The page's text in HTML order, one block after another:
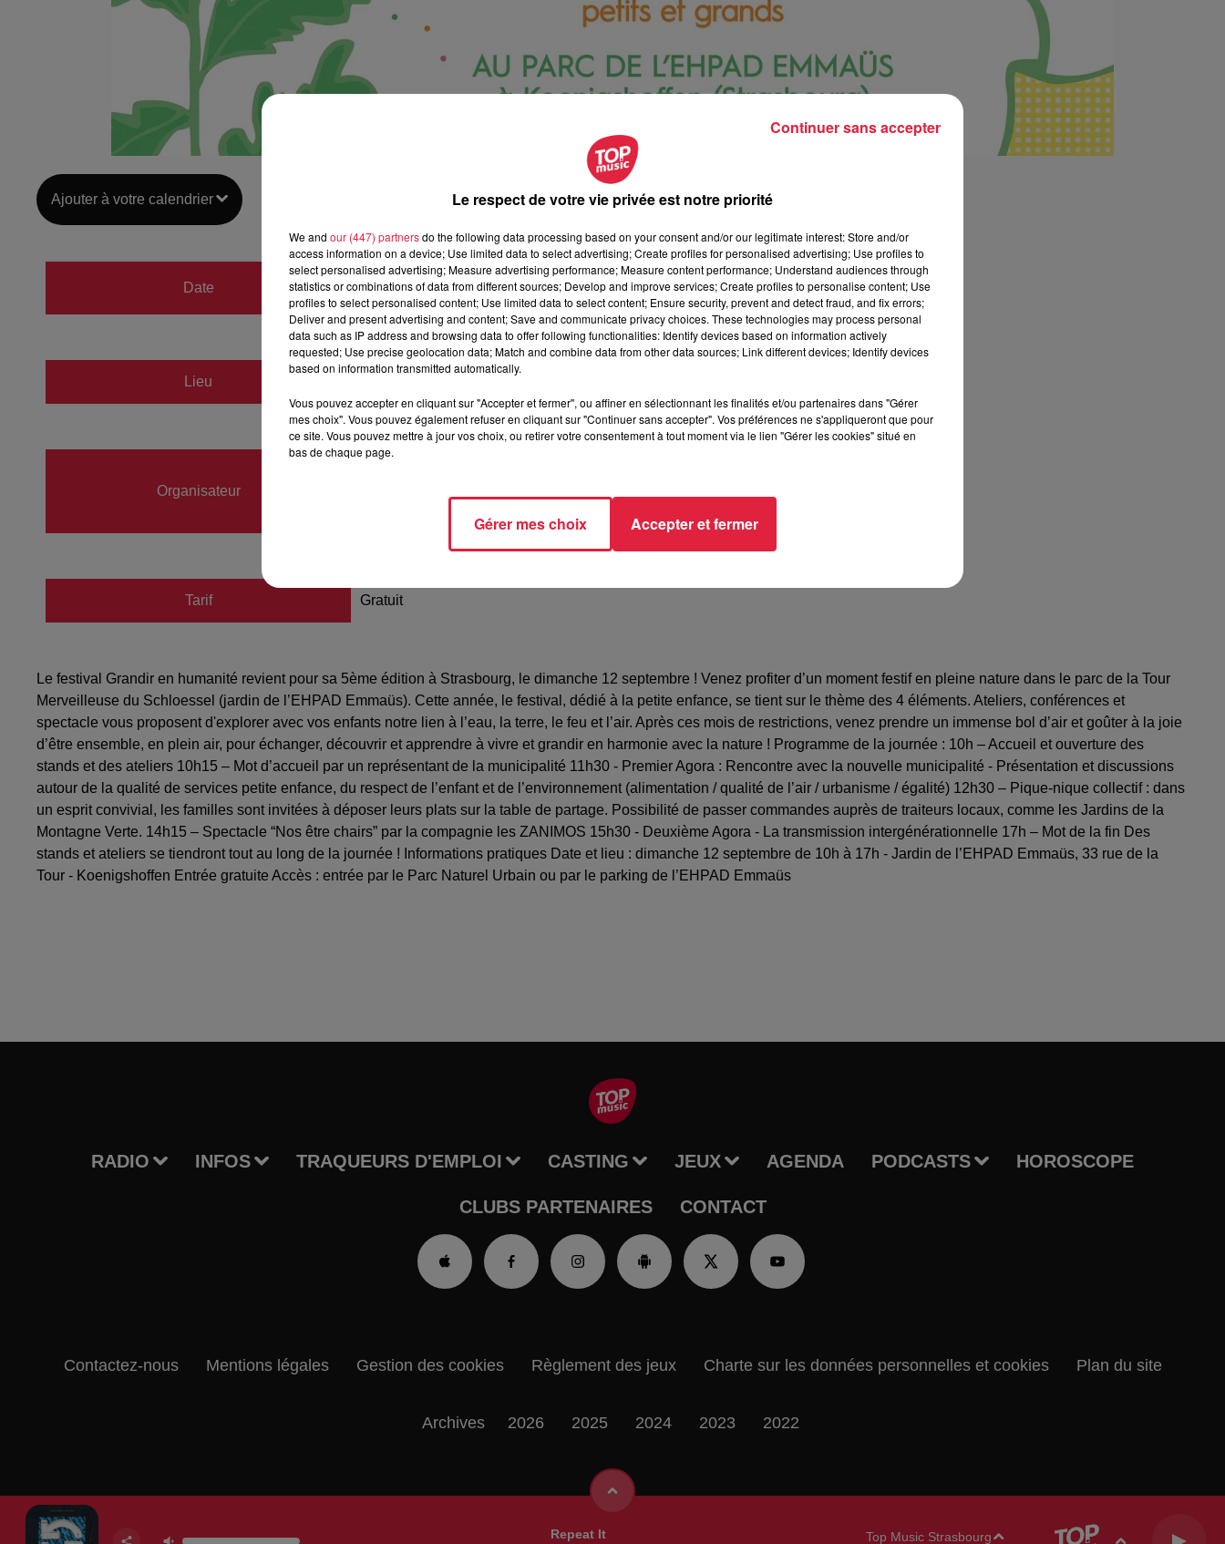
Ajouter à votre calendrier
Date
du12 septembre 2021 à 0h00
au12 septembre 2021 à 0h00
Lieu
Organisateur
Académie de la Petite Enfance
sarah@360degresnorth.com
Tarif Gratuit
Le festival Grandir en humanité revient pour sa 5ème édition à Strasbourg, le dimanche 12 septembre ! Venez profiter d’un moment festif en pleine nature dans le parc de la Tour
Merveilleuse du Schloessel (jardin de l’EHPAD Emmaüs). Cette année, le festival, dédié à la petite enfance, se tient sur le thème des 4 éléments. Ateliers, conférences et
spectacle vous proposent d'explorer avec vos enfants notre lien à l’eau, la terre, le feu et l’air. Après ces mois de restrictions, venez prendre un immense bol d’air et goûter à la joie
d’être ensemble, en plein air, pour échanger, découvrir et apprendre à vivre et grandir en harmonie avec la nature ! Programme de la journée : 10h – Accueil et ouverture des
stands et des ateliers 10h15 – Mot d’accueil par un représentant de la municipalité 11h30 - Premier Agora : Rencontre avec la nouvelle municipalité - Présentation et discussions
autour de la qualité de services petite enfance, du respect de l’enfant et de l’environnement (alimentation / qualité de l’air / urbanisme / égalité) 12h30 – Pique-nique collectif : dans
un esprit convivial, les familles sont invitées à déposer leurs plats sur la table de partage. Possibilité de passer commandes auprès de traiteurs locaux, comme les Jardins de la
Montagne Verte. 14h15 – Spectacle “Nos être chairs” par la compagnie les ZANIMOS 15h30 - Deuxième Agora - La transmission intergénérationnelle 17h – Mot de la fin Des
stands et ateliers se tiendront tout au long de la journée ! Informations pratiques Date et lieu : dimanche 12 septembre de 10h à 17h - Jardin de l’EHPAD Emmaüs, 33 rue de la
Tour - Koenigshoffen Entrée gratuite Accès : entrée par le Parc Naturel Urbain ou par le parking de l’EHPAD Emmaüs
RADIO INFOS TRAQUEURS D'EMPLOI CASTING JEUX AGENDA PODCASTS HOROSCOPE
CLUBS PARTENAIRES CONTACT
Repeat It Top Music Strasbourg
Contactez-nous Mentions légales Gestion des cookies Règlement des jeux Charte sur les données personnelles et cookies Plan du site
Archives 2026 2025 2024 2023 2022
Le respect de votre vie privée est notre priorité
We and our (447) partnersdo the following data processing based on your consent and/or our legitimate interest: Store and/or
access information on a device; Use limited data to select advertising; Create profiles for personalised advertising; Use profiles to
select personalised advertising; Measure advertising performance; Measure content performance; Understand audiences through
statistics or combinations of data from different sources; Develop and improve services; Create profiles to personalise content; Use
profiles to select personalised content; Use limited data to select content; Ensure security, prevent and detect fraud, and fix errors;
Deliver and present advertising and content; Save and communicate privacy choices. These technologies may process personal
data such as IP address and browsing data to offer following functionalities: Identify devices based on information actively
requested; Use precise geolocation data; Match and combine data from other data sources; Link different devices; Identify devices
based on information transmitted automatically.
Vous pouvez accepter en cliquant sur "Accepter et fermer", ou affiner en sélectionnant les finalités et/ou partenaires dans "Gérer
mes choix". Vous pouvez également refuser en cliquant sur "Continuer sans accepter". Vos préférences ne s'appliqueront que pour
ce site. Vous pouvez mettre à jour vos choix, ou retirer votre consentement à tout moment via le lien "Gérer les cookies" situé en
bas de chaque page.
Gérer mes choix Accepter et fermer
Continuer sans accepter